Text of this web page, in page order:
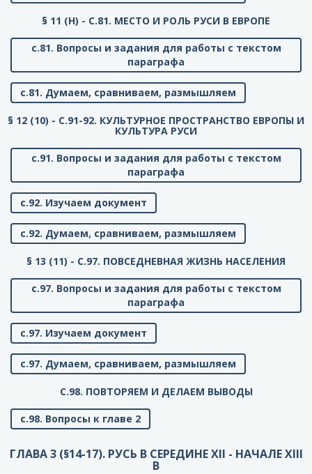
§ 11 (Н) - C.81. МЕСТО И РОЛЬ РУСИ В ЕВРОПЕ
с.81. Вопросы и задания для работы с текстом
параграфа
с.81. Думаем, сравниваем, размышляем
§ 12 (10) - C.91-92. КУЛЬТУРНОЕ ПРОСТРАНСТВО ЕВРОПЫ И
КУЛЬТУРА РУСИ
с.91. Вопросы и задания для работы с текстом
параграфа
с.92. Изучаем документ
с.92. Думаем, сравниваем, размышляем
§ 13 (11) - C.97. ПОВСЕДНЕВНАЯ ЖИЗНЬ НАСЕЛЕНИЯ
с.97. Вопросы и задания для работы с текстом
параграфа
с.97. Изучаем документ
с.97. Думаем, сравниваем, размышляем
C.98. ПОВТОРЯЕМ И ДЕЛАЕМ ВЫВОДЫ
с.98. Вопросы к главе 2
ГЛАВА 3 (§14-17). РУСЬ В СЕРЕДИНЕ XII - НАЧАЛЕ XIII
В